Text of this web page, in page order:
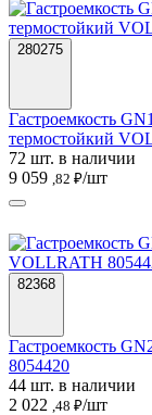
280275
Гастроемкость
термостойкий
72 шт. в наличии
9 059 ,82 ₽/шт
82368
Гастроемкость
8054420
44 шт. в наличии
2 022 ,48 ₽/шт